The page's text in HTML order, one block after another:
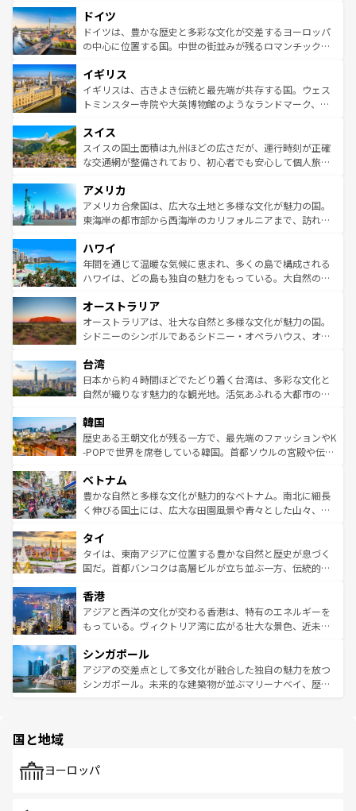
の城塞都市、穏やかなビーチリゾートまで多彩な表情を見
せる。地方によって風土や気候が異なるスペインはその個
性で訪れる人を魅了する。 なお、新着のスペイン情報はコ
で、幅広い魅力が詰まっている。華麗な宮殿、歴史的な大
聖堂、美しいビーチ、そして豊かな自然が、訪れる者を心
から魅了する。また、フランスは美食の国としても知ら
いる。シャンパンの発祥地であるランス、プロヴァンスの
香り高いラベンダー畑など、多彩な楽しみ方が可能だ。さ
らに、パリ以外の地域にも魅力が溢れており、どの街角に
れる地方に足を運ぶとそれぞれで全く異なる文化を体験で
きるだろう。 なお、新着のフランス情報はコンテンツ一覧
を参照してほしい。
ドイツ
ドイツは、豊かな歴史と多彩な文化が交差するヨーロッパ
の中心に位置する国。中世の街並みが残るロマンチック街
顔を持つこの国は、どこを歩いても飽きることがない。ベ
ルリンの文化的活気、バイエルン州のアルプスの絶景、そ
してライン川沿いのワイン畑といった風景は必見。ビール
は、お酒好きな人にはぜひ体験してほしい。 なお、新着の
ドイツ情報はコンテンツ一覧を参照してほしい。
イギリス
イギリスは、古きよき伝統と最先端が共存する国。ウェス
トミンスター寺院や大英博物館のようなランドマーク、歴
リアごとに異なる魅力がある。また、優雅なアフタヌーン
ティー、ビール好きにはたまらない英国パブ、サッカー観
戦など、本場だからこそできる体験も豊富。イギリスを旅
ンツ一覧を参照してほしい。
スイス
スイスの国土面積は九州ほどの広さだが、運行時刻が正確
な交通網が整備されており、初心者でも安心して個人旅行
の建物がそのまま残る町や、スイスならではのユニークな
博物館もあり、アルプス観光だけでなく町歩きも満喫する
ことができる。国民の所得が高いため物価も高いが、旅行
ば市内交通費無料で観光を楽しむこともできる。 なお、新
着のスイス情報はコンテンツ一覧 を参照してほしい。
アメリカ
アメリカ合衆国は、広大な土地と多様な文化が魅力の国。
東海岸の都市部から西海岸のカリフォルニアまで、訪れる
のような巨大都市は、観光、ショッピング、エンターテイ
ンメントが詰まった刺激的なスポットだ。一方、アメリカ
西部には大自然が広がり、グランドキャニオンやイエロー
部のニューオーリンズでは、音楽と美食が融合した独特の
文化が魅力。旅行者はアメリカの各地域で異なる魅力を楽
しみながら、その多様性と豊かな歴史を感じることができ
ならではの贅沢な旅のスタイルだ。 なお、新着のアメリカ
情報はコンテンツ一覧を参照してほしい。
ハワイ
年間を通じて温暖な気候に恵まれ、多くの島で構成される
ハワイは、どの島も独自の魅力をもっている。大自然の神
ワイ島は見逃せない。また、定番の観光地といえばオアフ
島だが、静かな自然を求めるならマウイ島やカウアイ島が
おすすめ。エメラルドグリーンに輝く海をはじめ、豊かな
れるおもてなしの心で訪れる人々を迎えてくれるハワイの
人々、おいしいローカルフードやハワイアンミュージッ
ク、伝統的なフラダンスなど、すべてがハワイの魅力を彩
ワイを、存分に味わってほしい。 なお、新着のハワイ情報
はコンテンツ一覧を参照してほしい。
オーストラリア
オーストラリアは、壮大な自然と多様な文化が魅力の国。
シドニーのシンボルであるシドニー・オペラハウス、オー
リアリーフや大陸中央部にそびえるウルル（エアーズロッ
ク）、タスマニアの美しい原生林やケアンズの熱帯雨林な
ど、見どころがたくさん。また、カフェやワイン、オージ
いる。アクティビティも充実しており、サーフィンやダイ
ビング、ハイキングなど、アウトドア好きにはたまらな
い。オーストラリアの多彩な魅力を存分に味わいつくそ
参照してほしい。
台湾
日本から約４時間ほどでたどり着く台湾は、多彩な文化と
自然が織りなす魅力的な観光地。活気あふれる大都市の台
ン）、静ひつな山岳地帯である台湾東部など、都市の喧騒
と山間の静けさが共存しており、訪れる人に新しい発見と
驚きをもたらしてくれる。また、奥深い台湾の食文化も魅
容にもいいと評判のスイーツなど、バラエティ豊かな料理
が味わえる。 なお、新着の台湾情報は コンテンツ一覧を参
照してほしい。
韓国
歴史ある王朝文化が残る一方で、最先端のファッションやK
-POPで世界を席巻している韓国。首都ソウルの宮殿や伝統
き、地方に足を延ばせば四季折々の自然美を楽しむことが
できる。そして、キムチや焼肉、絶品のストリートフード
まで、さまざまな韓国料理が待っている。夜には、韓国な
リティに包まれながら、韓国の多彩な魅力を心ゆくまで味
わってみてほしい。 なお、新着の韓国情報はコンテンツ一
覧を参照してほしい。
ベトナム
豊かな自然と多様な文化が魅力的なベトナム。南北に細長
く伸びる国土には、広大な田園風景や青々とした山々、世
急速な発展と共に伝統が息づく。ハノイの古い町並みやホ
ーチミン市のフランス統治時代の建物も、独特の雰囲気を
醸し出している。また、バラエティの豊かさとおいしさで
とつ。フォーやバインミー、ベトナムコーヒーなどは、ぜ
ひ現地で味わいたい。どの地域を訪れてもあたたかい人々
が旅行者を迎えてくれるので、きっと忘れられない旅にな
参照してほしい。
タイ
タイは、東南アジアに位置する豊かな自然と歴史が息づく
国だ。首都バンコクは高層ビルが立ち並ぶ一方、伝統的な
の活気が交差している。北部ではチェンマイなどの山岳地
帯で自然と触れ合い、南部ではプーケットやクラビの美し
いビーチでリゾート気分を楽しむことができる。タイ料理
激する。気候は一年中温暖で、どの季節にも異なる楽しみ
が待っている。親しみやすいタイの人々、仏教を中心とし
た文化、そして多様な観光資源が、訪れる旅人を魅了し続
香港
アジアと西洋の文化が交わる香港は、特有のエネルギーを
もっている。ヴィクトリア湾に広がる壮大な景色、近未来
み、どこを訪れても感動するはず。観光スポットが密集し
ており、効率よく見どころを回れるのも魅力。息をのむよ
うな絶景から文化的な体験まで、香港を存分に楽しみ尽く
シンガポール
アジアの交差点として多文化が融合した独自の魅力を放つ
シンガポール。未来的な建築物が並ぶマリーナベイ、歴史
で、ホーカーズは地元の風情を楽しめる外せないスポット
国と地域
ヨーロッパ